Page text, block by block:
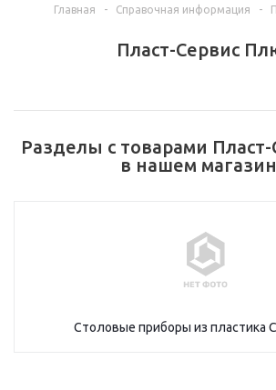
Главная - Справочная информация -
Пласт-Сервис
Разделы с товарами
в нашем
Столовые приборы из пластика